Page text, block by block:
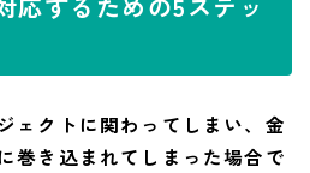
ェクトに関わってしまい、金
巻き込まれてしまった場合で